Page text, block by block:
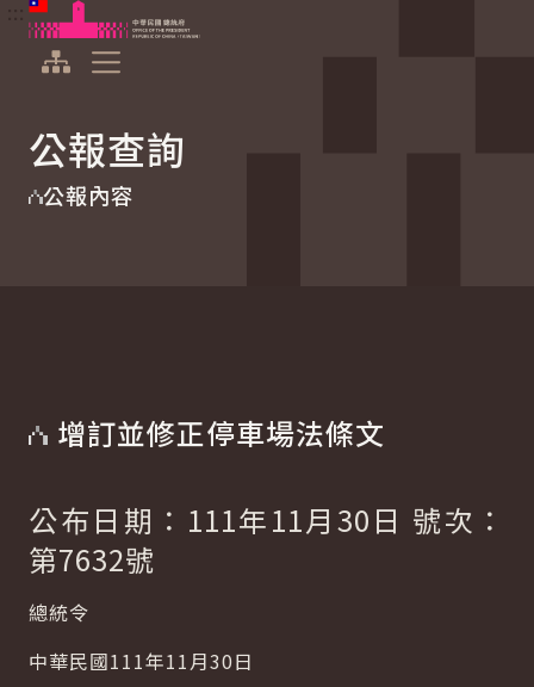
跳到主要內容
中華民國總統府
公報查詢
公報內容
增訂並修正停車場法條文
公布日期：111年11月30日 號次：
第7632號
總統令
中華民國111年11月30日